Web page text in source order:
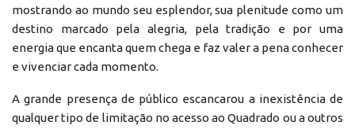
mostrando ao mundo seu esplendor, sua plenitude como um
destino marcado pela alegria, pela tradição e por uma
energia que encanta quem chega e faz valer a pena conhecer
e vivenciar cada momento.
A grande presença de público escancarou a inexistência de
qualquer tipo de limitação no acesso ao Quadrado ou a outros